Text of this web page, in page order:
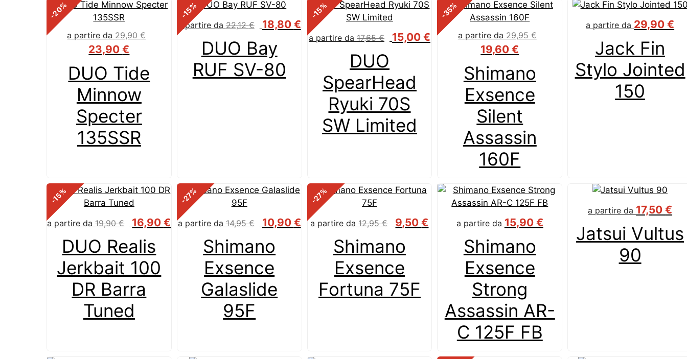
-20
%
DUO Tide
Minnow
Specter
135SSR
a partire da29,90€
23,90€
-15
%
DUO Bay
RUF SV-80
a partire da22,12€ 18,80 €
-15
%
DUO
SpearHead
Ryuki 70S
SW Limited
a partire da 17,65€ 15,00 €
-35
%
Shimano
Exsence
Silent
Assassin
160F
a partire da29,95€
19,60€
Jack Fin
Stylo Jointed
150
a partire da 29,90€
-15
%
DUO Realis
Jerkbait 100
DR Barra
Tuned
a partire da19,90€ 16,90€
-27
%
Shimano
Exsence
Galaslide
95F
a partire da14,95€ 10,90 €
-27
%
Shimano
Exsence
Fortuna 75F
a partire da12,95€ 9,50€
Shimano
Exsence
Strong
Assassin AR-
C 125F FB
a partire da 15,90 €
Jatsui Vultus
90
a partire da 17,50€